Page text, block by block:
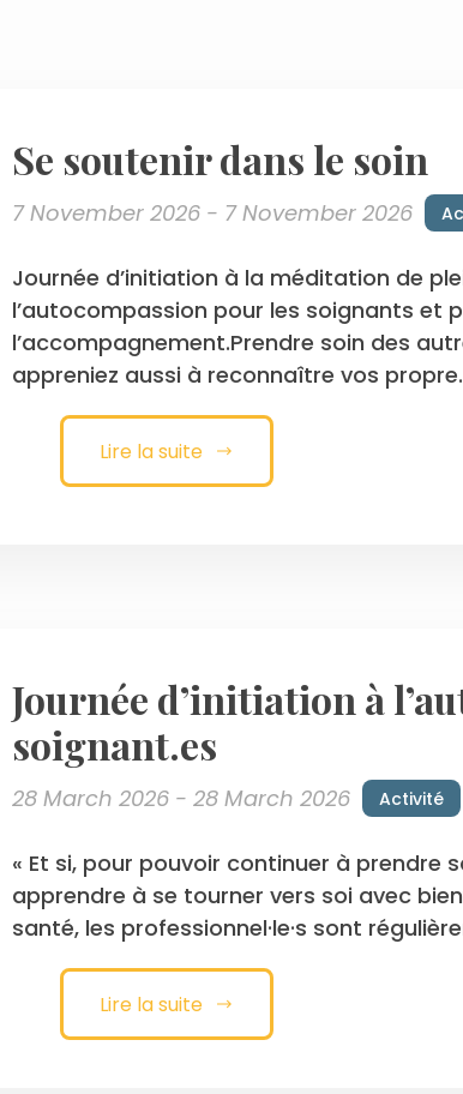
Se soutenir dans le soin
7 November 2026 - 7 November 2026
Journée d’initiation à la méditation de
l’autocompassion pour les soignants et
l’accompagnement.Prendre soin des
appreniez aussi à reconnaître vos
Lire la suite
Journée d’initiation à
soignant.es
28 March 2026 - 28 March 2026 Activité
« Et si, pour pouvoir continuer à prendre
apprendre à se tourner vers soi avec
santé, les professionnel·le·s sont
Lire la suite